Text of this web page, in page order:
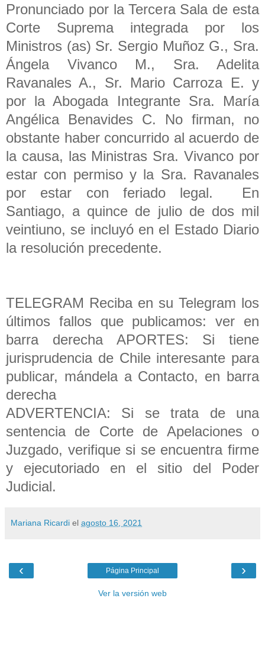
Pronunciado por la Tercera Sala de esta
Corte Suprema integrada por los
Ministros (as) Sr. Sergio Muñoz G., Sra.
Ángela Vivanco M., Sra. Adelita
Ravanales A., Sr. Mario Carroza E. y
por la Abogada Integrante Sra. María
Angélica Benavides C. No firman, no
obstante haber concurrido al acuerdo de
la causa, las Ministras Sra. Vivanco por
estar con permiso y la Sra. Ravanales
por estar con feriado legal. En
Santiago, a quince de julio de dos mil
veintiuno, se incluyó en el Estado Diario
la resolución precedente.
TELEGRAM Reciba en su Telegram los
últimos fallos que publicamos: ver en
barra derecha APORTES: Si tiene
jurisprudencia de Chile interesante para
publicar, mándela a Contacto, en barra
derecha
ADVERTENCIA: Si se trata de una
sentencia de Corte de Apelaciones o
Juzgado, verifique si se encuentra firme
y ejecutoriado en el sitio del Poder
Judicial.
Mariana Ricardi el agosto 16, 2021
‹ ›
Página Principal
Ver la versión web